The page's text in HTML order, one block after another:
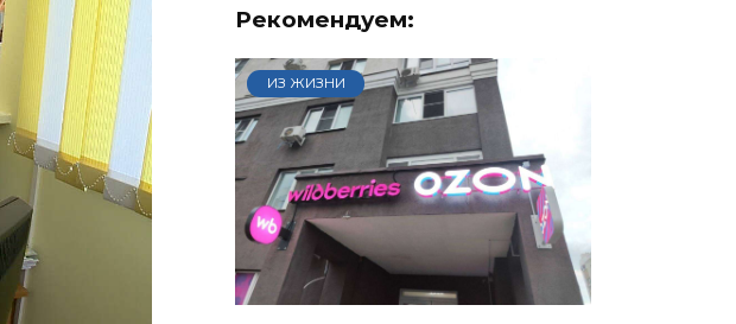
Рекомендуем:
ИЗ ЖИЗНИ